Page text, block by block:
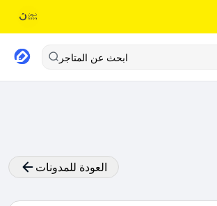
ابحث عن المتاجر
العودة للمدونات